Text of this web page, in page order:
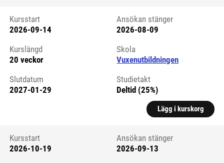
Kursstart 6326819
Kursstart
2026-09-14
Ansökan stänger
2026-08-09
Kurslängd
20 veckor
Skola
Vuxenutbildningen
Slutdatum
2027-01-29
Studietakt
Deltid (25%)
Lägg i kurskorg
Kursstart 6326820
Kursstart
2026-10-19
Ansökan stänger
2026-09-13